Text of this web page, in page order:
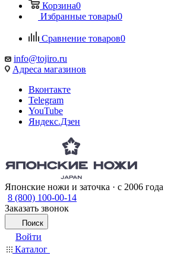
Корзина0
Избранные товары0
Сравнение товаров0
info@tojiro.ru
Адреса магазинов
Вконтакте
Telegram
YouTube
Яндекс.Дзен
Японские ножи и заточка · с 2006 года
8 (800) 100-00-14
Заказать звонок
Поиск
Войти
Каталог